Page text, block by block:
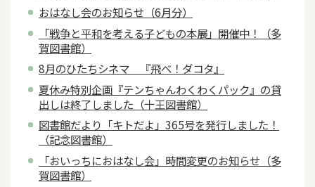
おはなし会のお知らせ（6月分）
「戦争と平和を考える子どもの本展」開催中！（多
賀図書館）
8月のひたちシネマ 『飛べ！ダコタ』
夏休み特別企画『テンちゃんわくわくパック』の貸
出しは終了しました（十王図書館）
図書館だより「キトだよ」365号を発行しました！
（記念図書館）
「おいっちにおはなし会」時間変更のお知らせ（多
賀図書館）